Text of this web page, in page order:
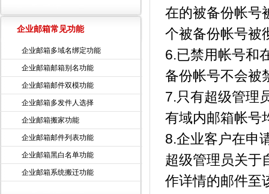
企业邮箱常见功能
企业邮箱多域名绑定功能
企业邮箱邮箱别名功能
企业邮箱邮件双模功能
企业邮箱多发件人选择
企业邮箱搬家功能
企业邮箱邮件列表功能
企业邮箱黑白名单功能
企业邮箱系统搬迁功能
在的被备份帐号
个被备份帐号被
6.已禁用帐号和
备份帐号不会被
7.只有超级管理
有域内邮箱帐号
8.企业客户在申
超级管理员关于
作详情的邮件至